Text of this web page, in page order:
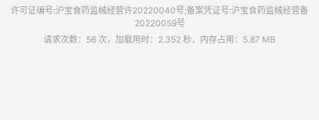
许可证编号:沪宝食药监械经营许20220040号;备案凭证号:沪宝食药监械经营备
20220059号
请求次数：56 次，加载用时：2.352 秒，内存占用：5.87 MB